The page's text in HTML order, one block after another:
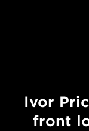
Ivor
front